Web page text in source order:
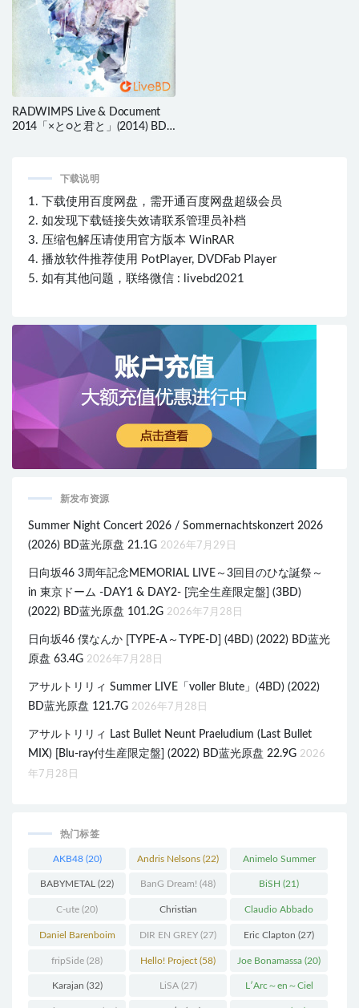
RADWIMPS Live & Document
2014「×と○と君と」(2014) BD
下载说明
1. 下载使用百度网盘，需开通百度网盘超级会员
2. 如发现下载链接失效请联系管理员补档
3. 压缩包解压请使用官方版本 WinRAR
4. 播放软件推荐使用 PotPlayer, DVDFab Player
5. 如有其他问题，联络微信 : livebd2021
新发布资源
Summer Night Concert 2026 / Sommernachtskonzert 2026
(2026) BD蓝光原盘 21.1G 2026年7月29日
日向坂46 3周年記念MEMORIAL LIVE～3回目のひな誕祭～
in 東京ドーム -DAY1 & DAY2- [完全生産限定盤] (3BD)
(2022) BD蓝光原盘 101.2G 2026年7月28日
日向坂46 僕なんか [TYPE-A～TYPE-D] (4BD) (2022) BD蓝光
原盘 63.4G 2026年7月28日
アサルトリリィ Summer LIVE「voller Blute」(4BD) (2022)
BD蓝光原盘 121.7G 2026年7月28日
アサルトリリィ Last Bullet Neunt Praeludium (Last Bullet
MIX) [Blu-ray付生産限定盤] (2022) BD蓝光原盘 22.9G 2026
年7月28日
热门标签
AKB48(20) Andris Nelsons (22) Animelo Summer
Live(34)
BABYMETAL (22) BanG Dream! (48) BiSH (21)
C-ute (20) Christian
Thielemann(36)
Claudio Abbado
(25)
Daniel Barenboim
(37)
DIR EN GREY (27) Eric Clapton (27)
fripSide (28) Hello! Project (58) Joe Bonamassa (20)
Karajan (32) LiSA(27) L′Arc～en～Ciel